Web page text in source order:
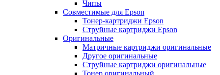
Чипы
Совместимые для Epson
Тонер-картриджи Epson
Струйные картриджи Epson
Оригинальные
Матричные картриджи оригинальные
Другое оригинальные
Струйные картриджи оригинальные
Тонер оригинальный